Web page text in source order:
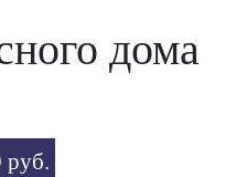
дома
руб.